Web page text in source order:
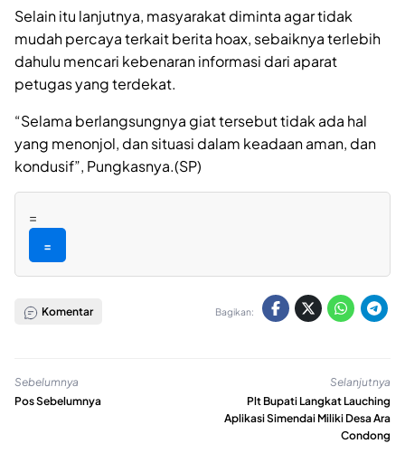
Selain itu lanjutnya, masyarakat diminta agar tidak
mudah percaya terkait berita hoax, sebaiknya terlebih
dahulu mencari kebenaran informasi dari aparat
petugas yang terdekat.
“Selama berlangsungnya giat tersebut tidak ada hal
yang menonjol, dan situasi dalam keadaan aman, dan
kondusif”, Pungkasnya.(SP)
=
=
Komentar Bagikan:
Sebelumnya
Pos Sebelumnya
Selanjutnya
Plt Bupati Langkat Lauching
Aplikasi Simendai Miliki Desa Ara
Condong